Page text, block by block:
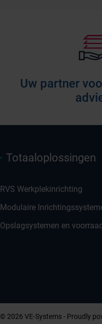
Uw partner
Totaaloplossingen
RVS Werkplekinrichting
Modulaire
Opslagsystemen en
© 2026 VE-Systems - Proudly